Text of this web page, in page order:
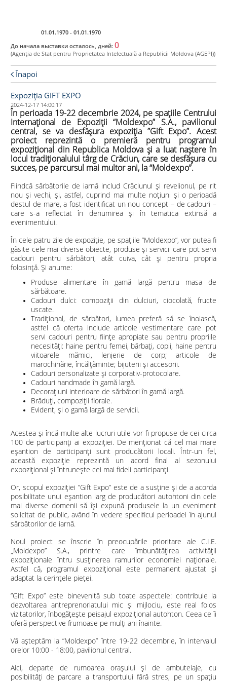
01.01.1970 - 01.01.1970
До начала выставки осталось, дней: 0
(Agenţia de Stat pentru Proprietatea Intelectuală a Republicii Moldova (AGEPI))
Înapoi
Expoziția GIFT EXPO
2024-12-17 14:00:17
În perioada 19-22 decembrie 2024, pe spațiile Centrului
Internațional de Expoziții “Moldexpo” S.A., pavilionul
central, se va desfășura expoziția ”Gift Expo”. Acest
proiect reprezintă o premieră pentru programul
expozițional din Republica Moldova și a luat naștere în
locul tradiționalului târg de Crăciun, care se desfășura cu
succes, pe parcursul mai multor ani, la “Moldexpo”.
Fiindcă sărbătorile de iarnă includ Crăciunul și revelionul, pe rit
nou și vechi, și, astfel, cuprind mai multe noțiuni și o perioadă
destul de mare, a fost identificat un nou concept – de cadouri –
care s-a reflectat în denumirea și în tematica extinsă a
evenimentului.
În cele patru zile de expoziție, pe spațiile ”Moldexpo”, vor putea fi
găsite cele mai diverse obiecte, produse și servicii care pot servi
cadouri pentru sărbători, atât cuiva, cât și pentru propria
folosință. Și anume:
Produse alimentare în gamă largă pentru masa de
sărbătoare.
Cadouri dulci: compoziții din dulciuri, ciocolată, fructe
uscate.
Tradițional, de sărbători, lumea preferă să se înoiască,
astfel că oferta include articole vestimentare care pot
servi cadouri pentru ființe apropiate sau pentru propriile
necesități: haine pentru femei, bărbați, copii, haine pentru
viitoarele mămici, lenjerie de corp; articole de
marochinărie, încălțăminte; bijuterii și accesorii.
Cadouri personalizate și corporativ-protocolare.
Cadouri handmade în gamă largă.
Decorațiuni interioare de sărbători în gamă largă.
Brăduți, compoziții florale.
Evident, și o gamă largă de servicii.
Acestea și încă multe alte lucruri utile vor fi propuse de cei circa
100 de participanți ai expoziției. De menționat că cel mai mare
eșantion de participanți sunt producătorii locali. Într-un fel,
această expoziție reprezintă un acord final al sezonului
expozițional și întrunește cei mai fideli participanți.
Or, scopul expoziției ”Gift Expo” este de a susține și de a acorda
posibilitate unui eșantion larg de producători autohtoni din cele
mai diverse domenii să își expună produsele la un eveniment
solicitat de public, având în vedere specificul perioadei în ajunul
sărbătorilor de iarnă.
Noul proiect se înscrie în preocupările prioritare ale C.I.E.
„Moldexpo” S.A., printre care îmbunătățirea activității
expoziționale întru susținerea ramurilor economiei naționale.
Astfel că, programul expozițional este permanent ajustat și
adaptat la cerințele pieței.
”Gift Expo” este binevenită sub toate aspectele: contribuie la
dezvoltarea antreprenoriatului mic și mijlociu, este real folos
vizitatorilor, înbogățește peisajul expozițional autohton. Ceea ce îi
oferă perspective frumoase pe mulți ani înainte.
Vă așteptăm la ”Moldexpo” între 19-22 decembrie, în intervalul
orelor 10:00 - 18:00, pavilionul central.
Aici, departe de rumoarea orașului și de ambuteiaje, cu
posibilități de parcare a transportului fără stres, pe un spațiu